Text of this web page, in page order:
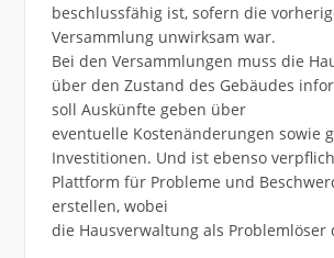
beschlussfähig ist, sofern die
Versammlung unwirksam war.
Bei den Versammlungen muss die
über den Zustand des Gebäudes
soll Auskünfte geben über
eventuelle Kostenänderungen sowie
Investitionen. Und ist ebenso
Plattform für Probleme und
erstellen, wobei
die Hausverwaltung als Problemlöser